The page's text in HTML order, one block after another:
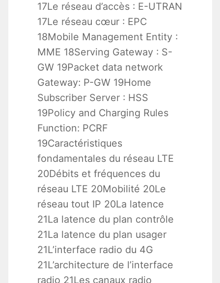
17Le réseau d’accès : E-UTRAN
17Le réseau cœur : EPC
18Mobile Management Entity :
MME 18Serving Gateway : S-
GW 19Packet data network
Gateway: P-GW 19Home
Subscriber Server : HSS
19Policy and Charging Rules
Function: PCRF
19Caractéristiques
fondamentales du réseau LTE
20Débits et fréquences du
réseau LTE 20Mobilité 20Le
réseau tout IP 20La latence
21La latence du plan contrôle
21La latence du plan usager
21L’interface radio du 4G
21L’architecture de l’interface
radio 21Les canaux radio